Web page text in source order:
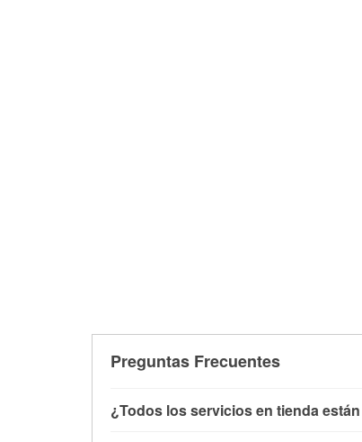
Preguntas Frecuentes
¿Todos los servicios en tienda